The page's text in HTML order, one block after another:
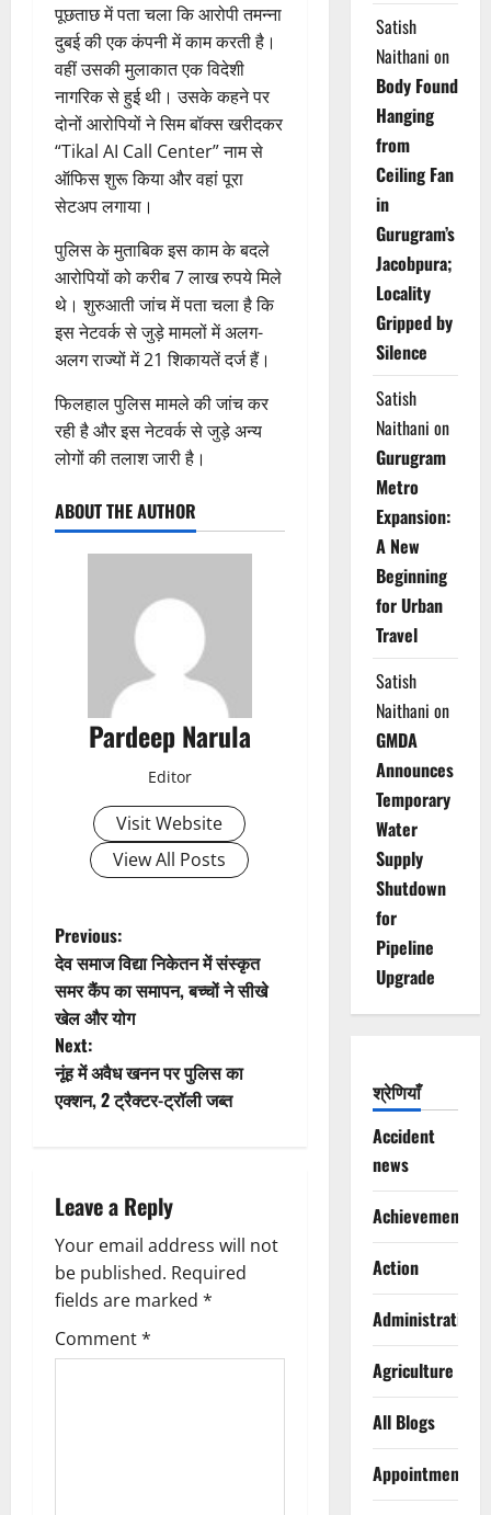
पूछताछ में पता चला कि आरोपी तमन्ना
दुबई की एक कंपनी में काम करती है।
वहीं उसकी मुलाकात एक विदेशी
नागरिक से हुई थी। उसके कहने पर
दोनों आरोपियों ने सिम बॉक्स खरीदकर
“Tikal AI Call Center” नाम से
ऑफिस शुरू किया और वहां पूरा
सेटअप लगाया।
पुलिस के मुताबिक इस काम के बदले
आरोपियों को करीब 7 लाख रुपये मिले
थे। शुरुआती जांच में पता चला है कि
इस नेटवर्क से जुड़े मामलों में अलग-
अलग राज्यों में 21 शिकायतें दर्ज हैं।
फिलहाल पुलिस मामले की जांच कर
रही है और इस नेटवर्क से जुड़े अन्य
लोगों की तलाश जारी है।
ABOUT THE AUTHOR
Pardeep Narula
Editor
Visit Website
View All Posts
P
o
s
t
v
i
g
a
Previous:
देव समाज विद्या निकेतन में संस्कृत
समर कैंप का समापन, बच्चों ने सीखे
खेल और योग
Next:
नूंह में अवैध खनन पर पुलिस का
एक्शन, 2 ट्रैक्टर-ट्रॉली जब्त
Leave a Reply
Your email address will not
be published. Required
fields are marked *
Comment*
Satish
Naithani on
Body Found
Hanging
from
Ceiling Fan
in
Gurugram’s
Jacobpura;
Locality
Gripped by
Silence
Satish
Naithani on
Gurugram
Metro
Expansion:
A New
Beginning
for Urban
Travel
Satish
Naithani on
GMDA
Announces
Temporary
Water
Supply
Shutdown
for
Pipeline
Upgrade
श्रेणियाँ
Accident
news
Achievements
Action
Administration
Agriculture
All Blogs
Appointments